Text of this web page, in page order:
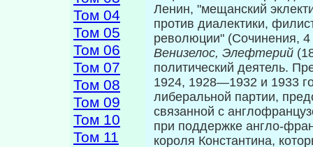
Том 04
Том 05
Том 06
Том 07
Том 08
Том 09
Том 10
Том 11
Ленин, "мещанский
против диалектики,
революции" (Сочинения,
Венизелос, Элефтерий
политический деятель.
1924, 1928—1932 и 1933
либеральной партии,
связанной с
при поддержке англо-
короля Константина,